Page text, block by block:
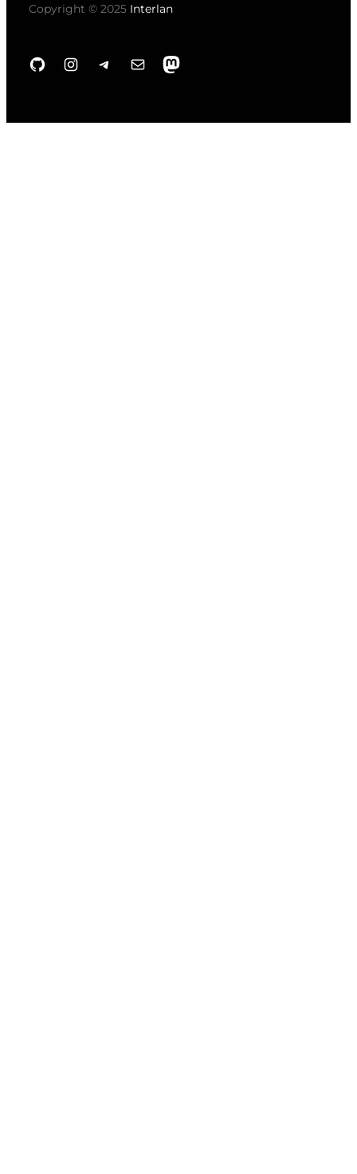
Copyright © 2025 Interlan
GitHub Instagram Telegram Correo electrónico Mastodon